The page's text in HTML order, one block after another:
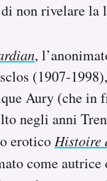
non rivelare la
,
(1907-
Aury (che in
negli anni
eroticoHistoire
come autrice